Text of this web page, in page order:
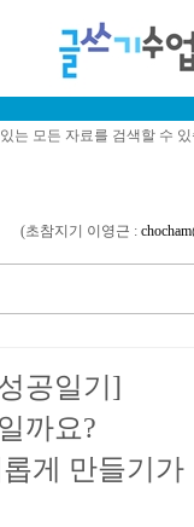
는 모든 자료를 검색할 수
(초참지기 이영근 :
공일기]
까요?
게 만들기